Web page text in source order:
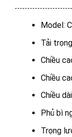
Model:
Tải
Chiều
Chiều
Chiều
Phủ bì
Trọng